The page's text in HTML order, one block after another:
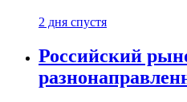
2 дня спустя
Российский